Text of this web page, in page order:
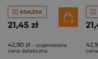
KSIĄŻKA
21,45 zł
42,90 zł - sugerowana
cena detaliczna